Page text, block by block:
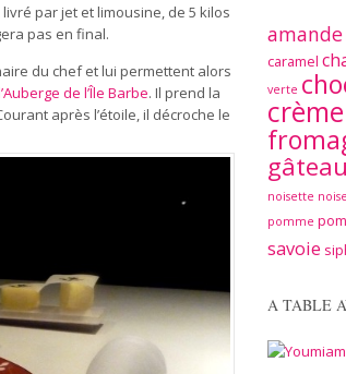
par jet et limousine, de 5 kilos
pas en final.
du chef et lui permettent alors
de l’Île Barbe. Il prend la
après l’étoile, il décroche le
amande
caramel
verte
crème
noisette
pomme
savoie
A TABLE